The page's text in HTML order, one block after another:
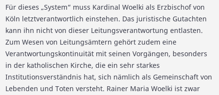
Für dieses „System“ muss Kardinal Woelki als Erzbischof von
Köln letztverantwortlich einstehen. Das juristische Gutachten
kann ihn nicht von dieser Leitungsverantwortung entlasten.
Zum Wesen von Leitungsämtern gehört zudem eine
Verantwortungskontinuität mit seinen Vorgängen, besonders
in der katholischen Kirche, die ein sehr starkes
Institutionsverständnis hat, sich nämlich als Gemeinschaft von
Lebenden und Toten versteht. Rainer Maria Woelki ist zwar